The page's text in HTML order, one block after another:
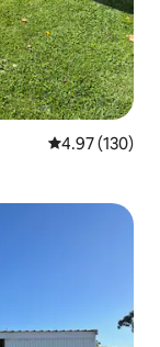
レビュー130
4.97 (130)